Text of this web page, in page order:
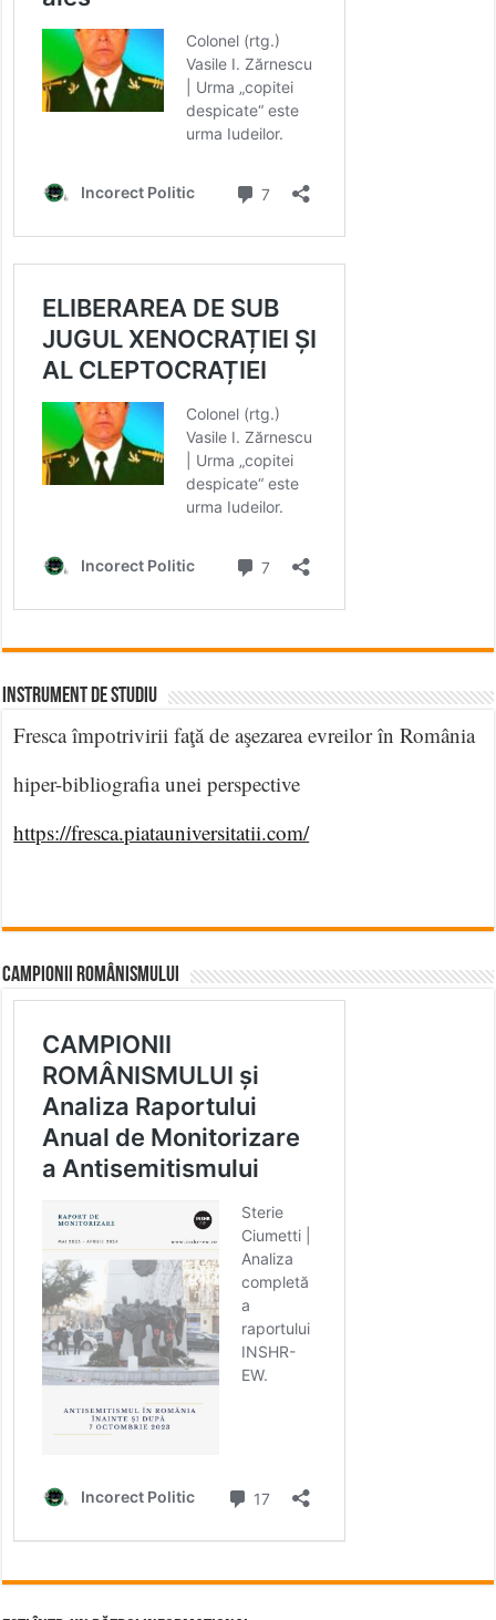
INSTRUMENT DE STUDIU
Fresca împotrivirii faţă de aşezarea evreilor în România
hiper-bibliografia unei perspective
https://fresca.piatauniversitatii.com/
CAMPIONII ROMÂNISMULUI